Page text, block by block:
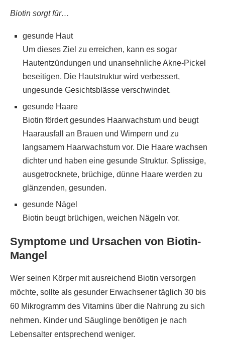
Biotin sorgt für…
gesunde Haut
Um dieses Ziel zu erreichen, kann es sogar
Hautentzündungen und unansehnliche Akne-Pickel
beseitigen. Die Hautstruktur wird verbessert,
ungesunde Gesichtsblässe verschwindet.
gesunde Haare
Biotin fördert gesundes Haarwachstum und beugt
Haarausfall an Brauen und Wimpern und zu
langsamem Haarwachstum vor. Die Haare wachsen
dichter und haben eine gesunde Struktur. Splissige,
ausgetrocknete, brüchige, dünne Haare werden zu
glänzenden, gesunden.
gesunde Nägel
Biotin beugt brüchigen, weichen Nägeln vor.
Symptome und Ursachen von Biotin-
Mangel
Wer seinen Körper mit ausreichend Biotin versorgen
möchte, sollte als gesunder Erwachsener täglich 30 bis
60 Mikrogramm des Vitamins über die Nahrung zu sich
nehmen. Kinder und Säuglinge benötigen je nach
Lebensalter entsprechend weniger.